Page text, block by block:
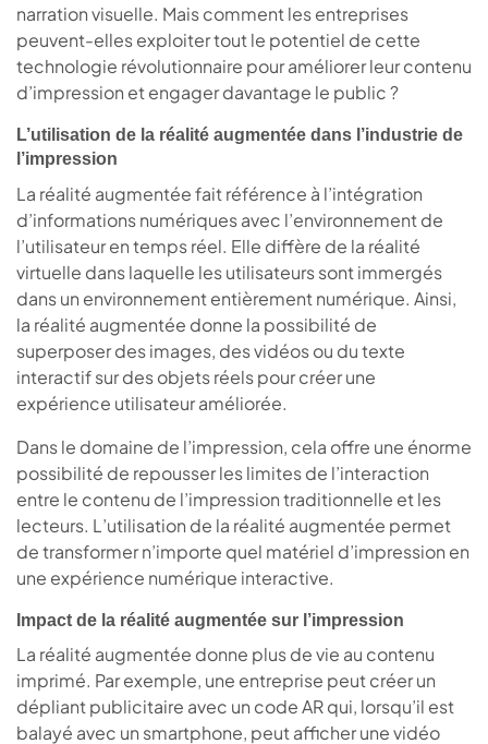
narration visuelle. Mais comment les entreprises
peuvent-elles exploiter tout le potentiel de cette
technologie révolutionnaire pour améliorer leur contenu
d’impression et engager davantage le public ?
L’utilisation de la réalité augmentée dans l’industrie de
l’impression
La réalité augmentée fait référence à l’intégration
d’informations numériques avec l’environnement de
l’utilisateur en temps réel. Elle diffère de la réalité
virtuelle dans laquelle les utilisateurs sont immergés
dans un environnement entièrement numérique. Ainsi,
la réalité augmentée donne la possibilité de
superposer des images, des vidéos ou du texte
interactif sur des objets réels pour créer une
expérience utilisateur améliorée.
Dans le domaine de l’impression, cela offre une énorme
possibilité de repousser les limites de l’interaction
entre le contenu de l’impression traditionnelle et les
lecteurs. L’utilisation de la réalité augmentée permet
de transformer n’importe quel matériel d’impression en
une expérience numérique interactive.
Impact de la réalité augmentée sur l’impression
La réalité augmentée donne plus de vie au contenu
imprimé. Par exemple, une entreprise peut créer un
dépliant publicitaire avec un code AR qui, lorsqu’il est
balayé avec un smartphone, peut afficher une vidéo